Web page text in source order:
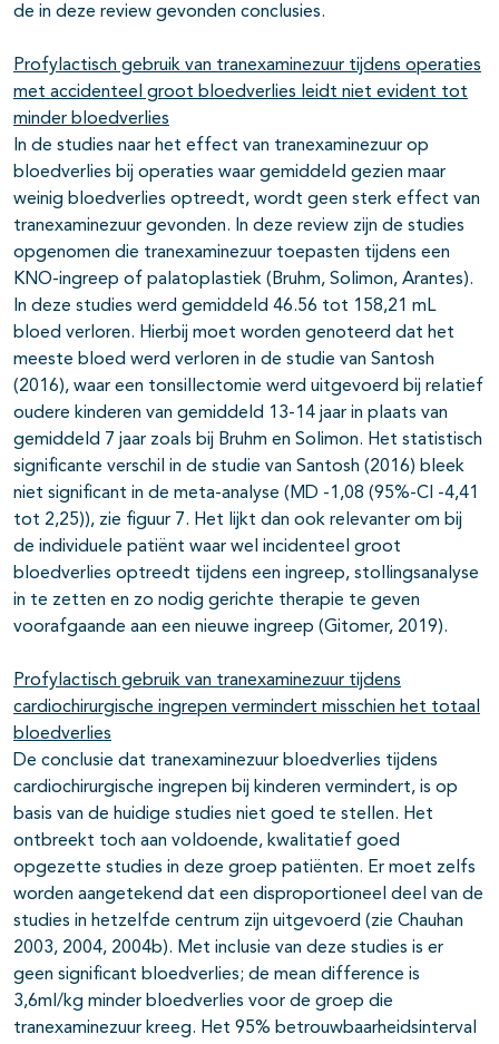
de in deze review gevonden conclusies.
Profylactisch gebruik van tranexaminezuur tijdens operaties
met accidenteel groot bloedverlies leidt niet evident tot
minder bloedverlies
In de studies naar het effect van tranexaminezuur op
bloedverlies bij operaties waar gemiddeld gezien maar
weinig bloedverlies optreedt, wordt geen sterk effect van
tranexaminezuur gevonden. In deze review zijn de studies
opgenomen die tranexaminezuur toepasten tijdens een
KNO-ingreep of palatoplastiek (Bruhm, Solimon, Arantes).
In deze studies werd gemiddeld 46.56 tot 158,21 mL
bloed verloren. Hierbij moet worden genoteerd dat het
meeste bloed werd verloren in de studie van Santosh
(2016), waar een tonsillectomie werd uitgevoerd bij relatief
oudere kinderen van gemiddeld 13-14 jaar in plaats van
gemiddeld 7 jaar zoals bij Bruhm en Solimon. Het statistisch
significante verschil in de studie van Santosh (2016) bleek
niet significant in de meta-analyse (MD -1,08 (95%-CI -4,41
tot 2,25)), zie figuur 7. Het lijkt dan ook relevanter om bij
de individuele patiënt waar wel incidenteel groot
bloedverlies optreedt tijdens een ingreep, stollingsanalyse
in te zetten en zo nodig gerichte therapie te geven
voorafgaande aan een nieuwe ingreep (Gitomer, 2019).
Profylactisch gebruik van tranexaminezuur tijdens
cardiochirurgische ingrepen vermindert misschien het totaal
bloedverlies
De conclusie dat tranexaminezuur bloedverlies tijdens
cardiochirurgische ingrepen bij kinderen vermindert, is op
basis van de huidige studies niet goed te stellen. Het
ontbreekt toch aan voldoende, kwalitatief goed
opgezette studies in deze groep patiënten. Er moet zelfs
worden aangetekend dat een disproportioneel deel van de
studies in hetzelfde centrum zijn uitgevoerd (zie Chauhan
2003, 2004, 2004b). Met inclusie van deze studies is er
geen significant bloedverlies; de mean difference is
3,6ml/kg minder bloedverlies voor de groep die
tranexaminezuur kreeg. Het 95% betrouwbaarheidsinterval